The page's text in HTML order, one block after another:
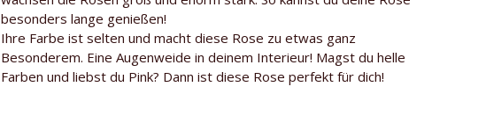
Gärtner
Timaflor
Besonderheiten
Gratis Glasvase
Rosensorte
Revival
besonders lange genießen!
Ihre Farbe ist selten und macht diese Rose zu etwas ganz
Besonderem. Eine Augenweide in deinem Interieur! Magst du helle
Farben und liebst du Pink? Dann ist diese Rose perfekt für dich!